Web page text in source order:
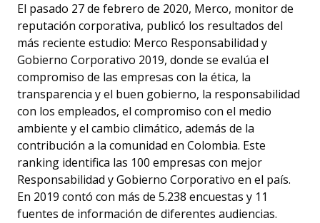
El pasado 27 de febrero de 2020, Merco, monitor de
reputación corporativa, publicó los resultados del
más reciente estudio: Merco Responsabilidad y
Gobierno Corporativo 2019, donde se evalúa el
compromiso de las empresas con la ética, la
transparencia y el buen gobierno, la responsabilidad
con los empleados, el compromiso con el medio
ambiente y el cambio climático, además de la
contribución a la comunidad en Colombia. Este
ranking identifica las 100 empresas con mejor
Responsabilidad y Gobierno Corporativo en el país.
En 2019 contó con más de 5.238 encuestas y 11
fuentes de información de diferentes audiencias.